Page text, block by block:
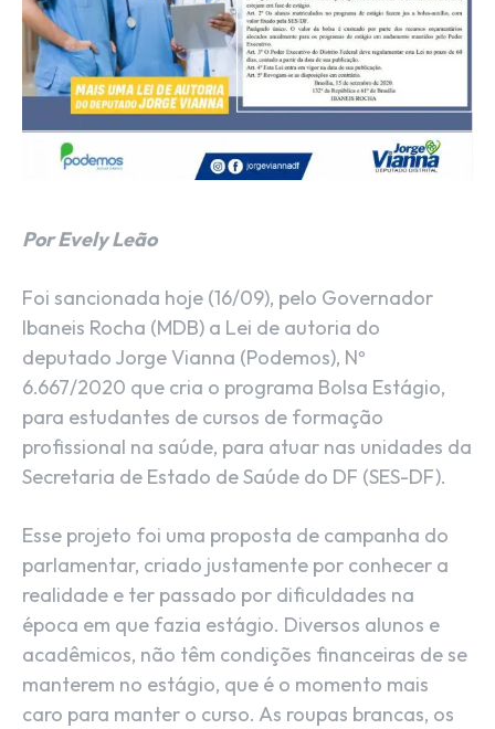
Por Evely Leão
Foi sancionada hoje (16/09), pelo Governador
Ibaneis Rocha (MDB) a Lei de autoria do
deputado Jorge Vianna (Podemos), Nº
6.667/2020 que cria o programa Bolsa Estágio,
para estudantes de cursos de formação
profissional na saúde, para atuar nas unidades da
Secretaria de Estado de Saúde do DF (SES-DF).
Esse projeto foi uma proposta de campanha do
parlamentar, criado justamente por conhecer a
realidade e ter passado por dificuldades na
época em que fazia estágio. Diversos alunos e
acadêmicos, não têm condições financeiras de se
manterem no estágio, que é o momento mais
caro para manter o curso. As roupas brancas, os